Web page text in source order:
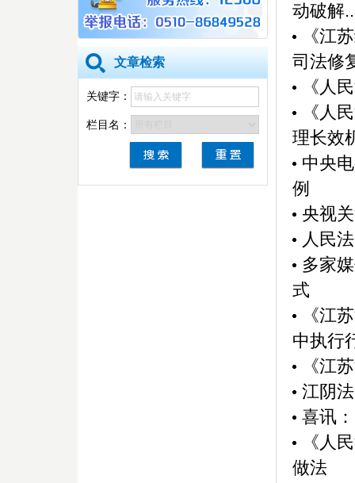
文章检索
关键字：
栏目名：
动破解
《江
司法修
《人
《人
理长效
中央
例
央视
人民
多家
式
《江
中执行
《江
江阴
喜讯
《人
做法